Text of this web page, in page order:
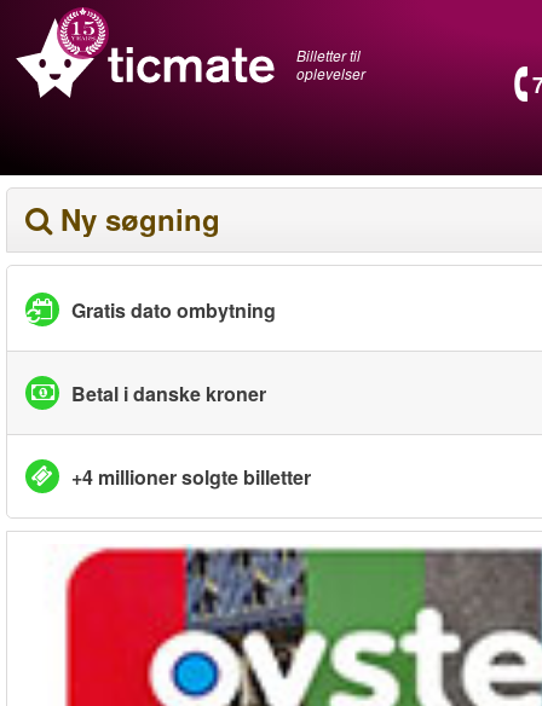
Billetter til
oplevelser
Ny søgning
Gratis dato ombytning
Betal i danske kroner
+4 millioner solgte billetter